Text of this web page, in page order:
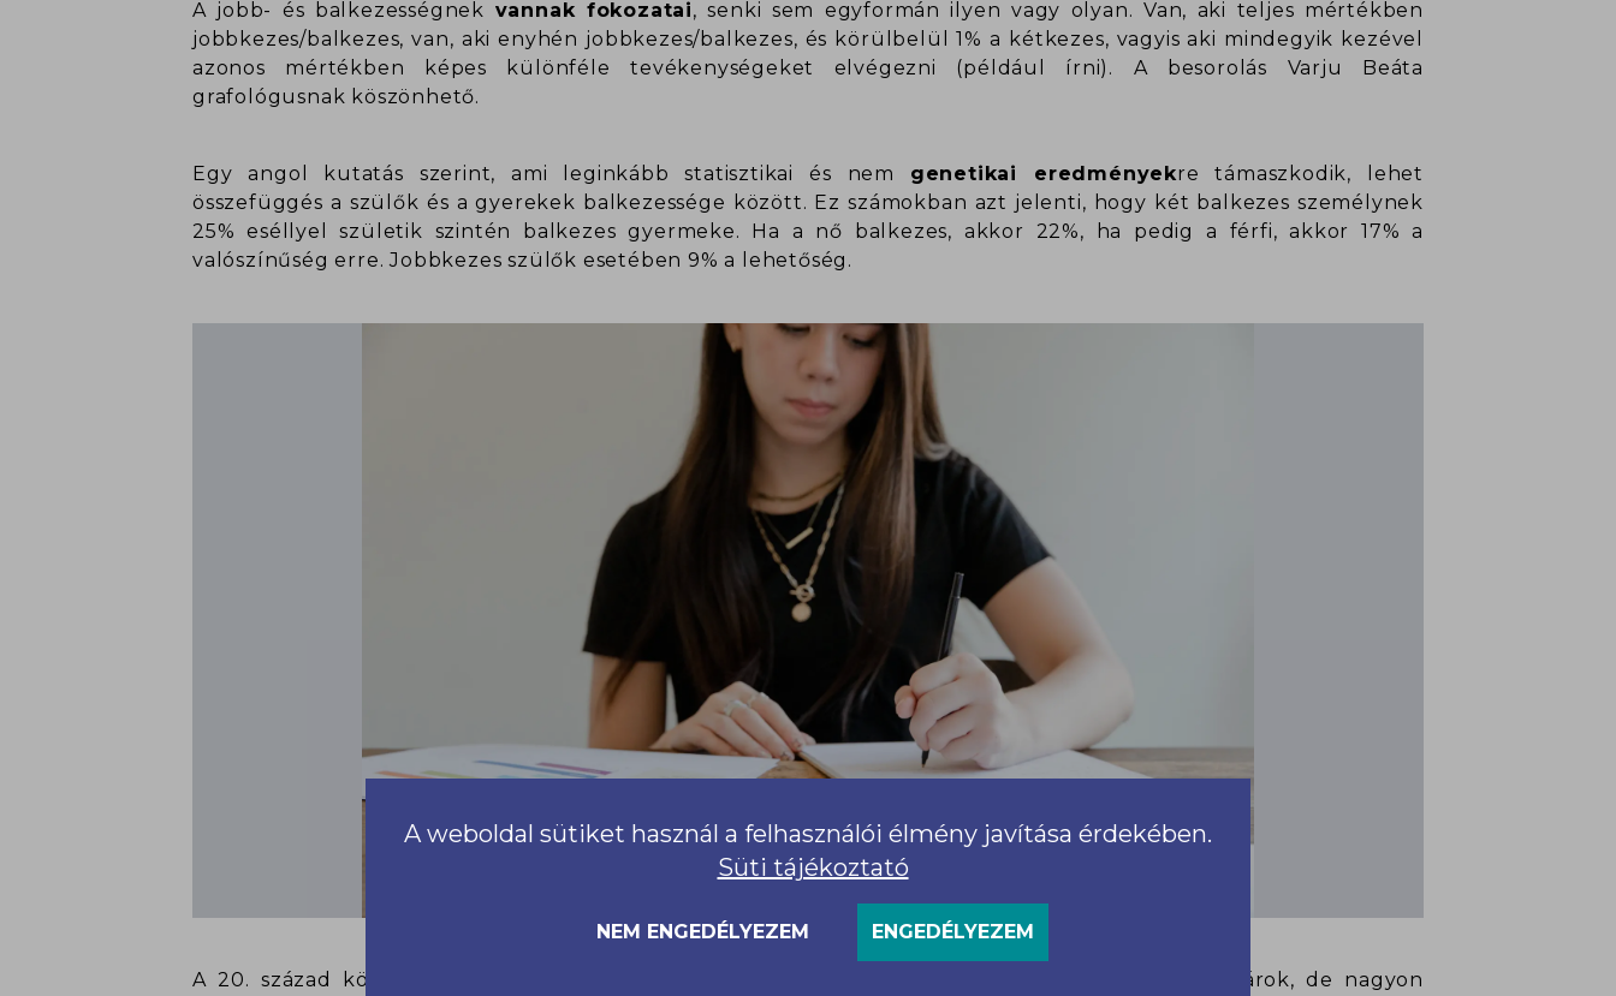
A jobb- és balkezességnek vannak fokozatai, senki sem egyformán ilyen vagy olyan. Van, aki teljes mértékben
jobbkezes/balkezes, van, aki enyhén jobbkezes/balkezes, és körülbelül 1% a kétkezes, vagyis aki mindegyik kezével
azonos mértékben képes különféle tevékenységeket elvégezni (például írni). A besorolás Varju Beáta
grafológusnak köszönhető.
Egy angol kutatás szerint, ami leginkább statisztikai és nem genetikai eredményekre támaszkodik, lehet
összefüggés a szülők és a gyerekek balkezessége között. Ez számokban azt jelenti, hogy két balkezes személynek
25% eséllyel születik szintén balkezes gyermeke. Ha a nő balkezes, akkor 22%, ha pedig a férfi, akkor 17% a
valószínűség erre. Jobbkezes szülők esetében 9% a lehetőség.
A 20. század közepéig büntetéssel sújtották az iskolákban a balkezességet, és nemcsak a tanárok, de nagyon
A weboldal sütiket használ a felhasználói élmény javítása érdekében.
Süti tájékoztató
NEM ENGEDÉLYEZEM ENGEDÉLYEZEM